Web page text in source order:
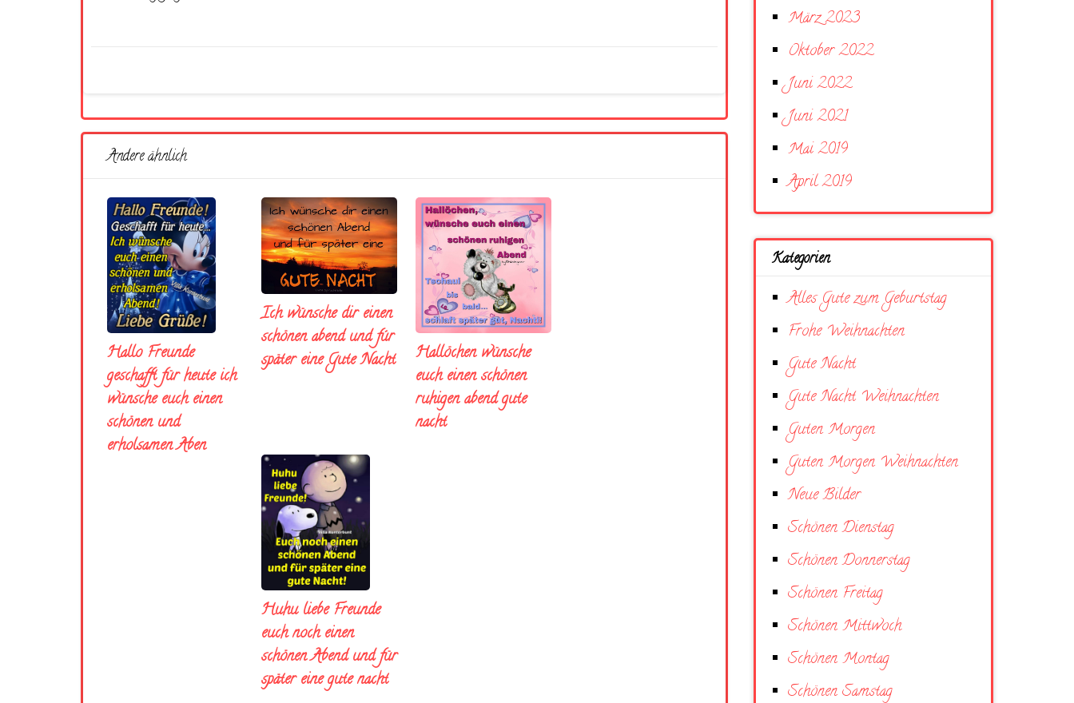
Andere ähnlich
Hallo Freunde
geschafft für heute ich
wünsche euch einen
schönen und
erholsamen Aben
Ich wünsche dir einen
schönen abend und fúr
später eine Gute Nacht
Hallöchen wünsche
euch einen schönen
ruhigen abend gute
nacht
Huhu liebe Freunde
euch noch einen
schönen Abend und für
später eine gute nacht
März 2023
Oktober 2022
Juni 2022
Juni 2021
Mai 2019
April 2019
Kategorien
Alles Gute zum Geburtstag
Frohe Weihnachten
Gute Nacht
Gute Nacht Weihnachten
Guten Morgen
Guten Morgen Weihnachten
Neue Bilder
Schönen Dienstag
Schönen Donnerstag
Schönen Freitag
Schönen Mittwoch
Schönen Montag
Schönen Samstag